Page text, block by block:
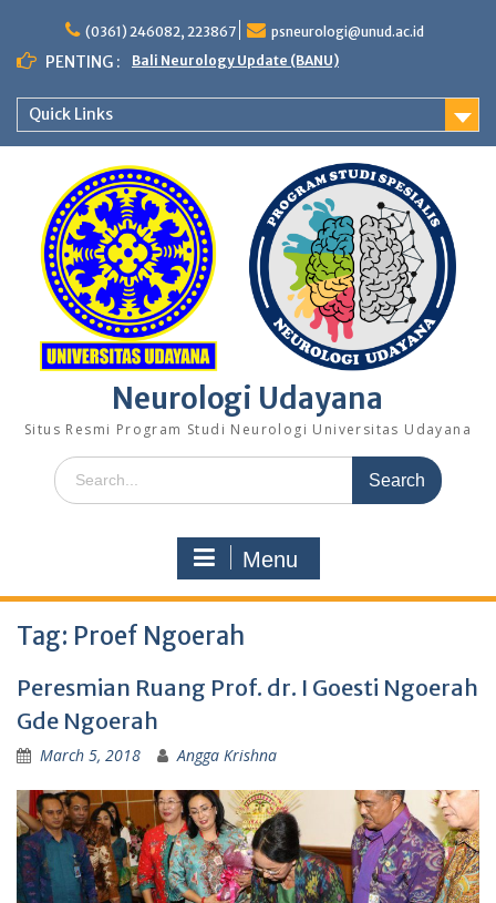
content
(0361) 246082, 223867 psneurologi@unud.ac.id
PENTING : Bali Neurology Update (BANU)
Quick Links
Neurologi Udayana
Situs Resmi Program Studi Neurologi Universitas Udayana
Search
for:
Menu
Tag: Proef Ngoerah
Peresmian Ruang Prof. dr. I Goesti Ngoerah
Gde Ngoerah
March 5, 2018 Angga Krishna